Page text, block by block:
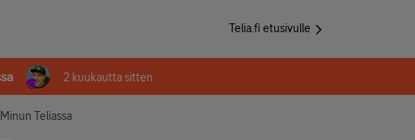
Telia.fi etusivulle
2 kuukautta sitten
Teliassa